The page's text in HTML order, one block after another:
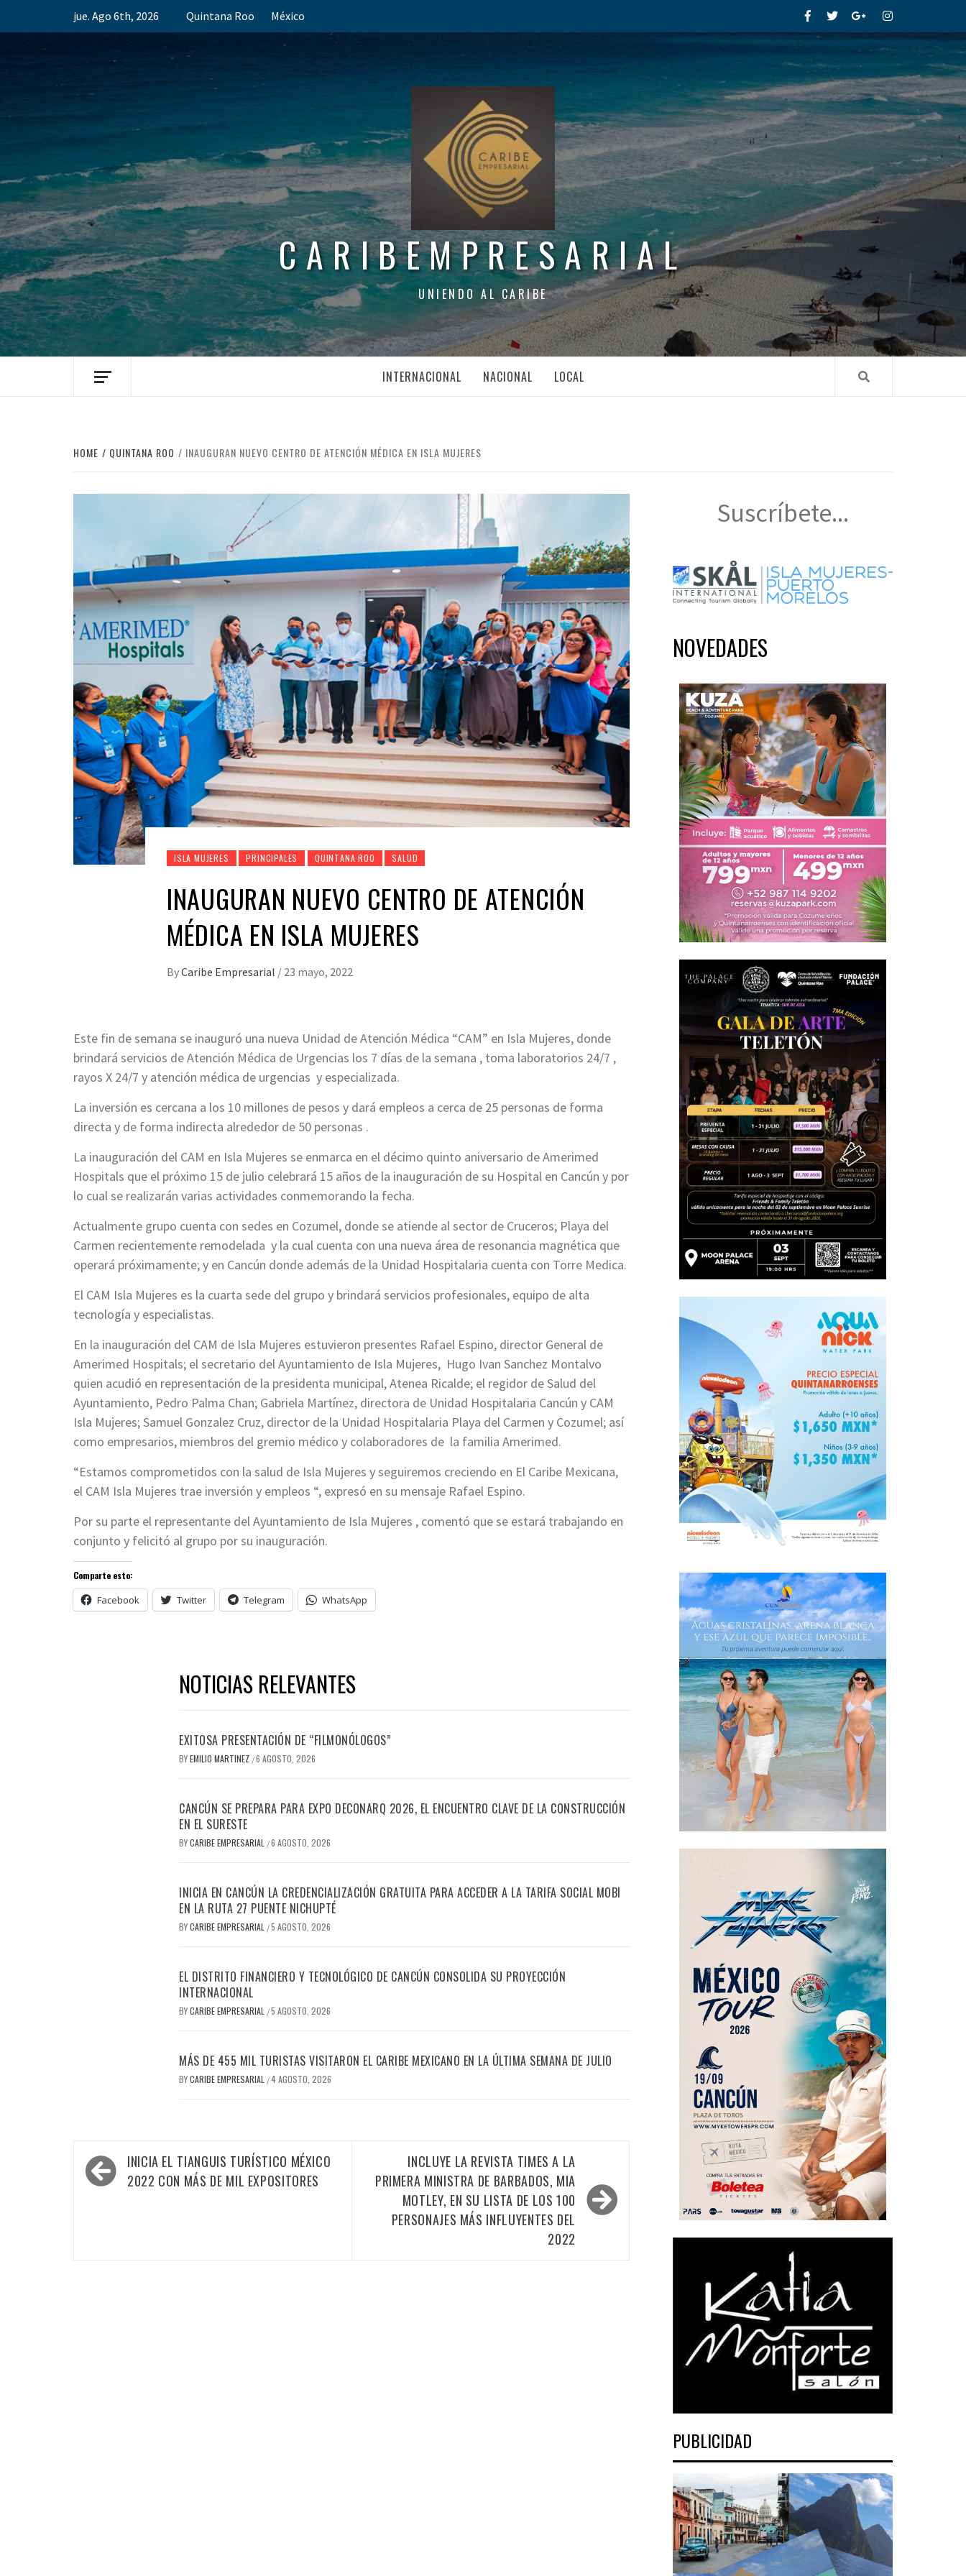
jue. Ago 6th, 2026 Quintana Roo México FacebookTwitterGoogle+Instagram
CARIBEMPRESARIAL
UNIENDO AL CARIBE
INTERNACIONAL NACIONAL LOCAL
HOME QUINTANA ROO INAUGURAN NUEVO CENTRO DE ATENCIÓN MÉDICA EN ISLA MUJERES
ISLA MUJERES PRINCIPALES QUINTANA ROO SALUD
INAUGURAN NUEVO CENTRO DE ATENCIÓN
MÉDICA EN ISLA MUJERES
ByCaribe Empresarial / 23 mayo, 2022
Este fin de semana se inauguró una nueva Unidad de Atención Médica “CAM” en Isla Mujeres, donde
brindará servicios de Atención Médica de Urgencias los 7 días de la semana , toma laboratorios 24/7 ,
rayos X 24/7 y atención médica de urgencias y especializada.
La inversión es cercana a los 10 millones de pesos y dará empleos a cerca de 25 personas de forma
directa y de forma indirecta alrededor de 50 personas .
La inauguración del CAM en Isla Mujeres se enmarca en el décimo quinto aniversario de Amerimed
Hospitals que el próximo 15 de julio celebrará 15 años de la inauguración de su Hospital en Cancún y por
lo cual se realizarán varias actividades conmemorando la fecha.
Actualmente grupo cuenta con sedes en Cozumel, donde se atiende al sector de Cruceros; Playa del
Carmen recientemente remodelada y la cual cuenta con una nueva área de resonancia magnética que
operará próximamente; y en Cancún donde además de la Unidad Hospitalaria cuenta con Torre Medica.
El CAM Isla Mujeres es la cuarta sede del grupo y brindará servicios profesionales, equipo de alta
tecnología y especialistas.
En la inauguración del CAM de Isla Mujeres estuvieron presentes Rafael Espino, director General de
Amerimed Hospitals; el secretario del Ayuntamiento de Isla Mujeres, Hugo Ivan Sanchez Montalvo
quien acudió en representación de la presidenta municipal, Atenea Ricalde; el regidor de Salud del
Ayuntamiento, Pedro Palma Chan; Gabriela Martínez, directora de Unidad Hospitalaria Cancún y CAM
Isla Mujeres; Samuel Gonzalez Cruz, director de la Unidad Hospitalaria Playa del Carmen y Cozumel; así
como empresarios, miembros del gremio médico y colaboradores de la familia Amerimed.
“Estamos comprometidos con la salud de Isla Mujeres y seguiremos creciendo en El Caribe Mexicana,
el CAM Isla Mujeres trae inversión y empleos “, expresó en su mensaje Rafael Espino.
Por su parte el representante del Ayuntamiento de Isla Mujeres , comentó que se estará trabajando en
conjunto y felicitó al grupo por su inauguración.
Comparte esto:
Facebook Twitter Telegram WhatsApp
NOTICIAS RELEVANTES
EXITOSA PRESENTACIÓN DE “FILMONÓLOGOS”
BYEMILIO MARTINEZ /6 AGOSTO, 2026
CANCÚN SE PREPARA PARA EXPO DECONARQ 2026, EL ENCUENTRO CLAVE DE LA CONSTRUCCIÓN
EN EL SURESTE
BYCARIBE EMPRESARIAL /6 AGOSTO, 2026
INICIA EN CANCÚN LA CREDENCIALIZACIÓN GRATUITA PARA ACCEDER A LA TARIFA SOCIAL MOBI
EN LA RUTA 27 PUENTE NICHUPTÉ
BYCARIBE EMPRESARIAL /5 AGOSTO, 2026
EL DISTRITO FINANCIERO Y TECNOLÓGICO DE CANCÚN CONSOLIDA SU PROYECCIÓN
INTERNACIONAL
BYCARIBE EMPRESARIAL /5 AGOSTO, 2026
MÁS DE 455 MIL TURISTAS VISITARON EL CARIBE MEXICANO EN LA ÚLTIMA SEMANA DE JULIO
BYCARIBE EMPRESARIAL /4 AGOSTO, 2026
Navegación
de
INICIA EL TIANGUIS TURÍSTICO MÉXICO
2022 CON MÁS DE MIL EXPOSITORES
INCLUYE LA REVISTA TIMES A LA
PRIMERA MINISTRA DE BARBADOS, MIA
MOTLEY, EN SU LISTA DE LOS 100
PERSONAJES MÁS INFLUYENTES DEL
2022
Suscríbete...
NOVEDADES
PUBLICIDAD